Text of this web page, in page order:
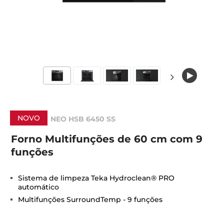
NOVO NEO HSB 6450 SS
Forno Multifunções de 60 cm com 9
funções
Sistema de limpeza Teka Hydroclean® PRO
automático
Multifunções SurroundTemp - 9 funções